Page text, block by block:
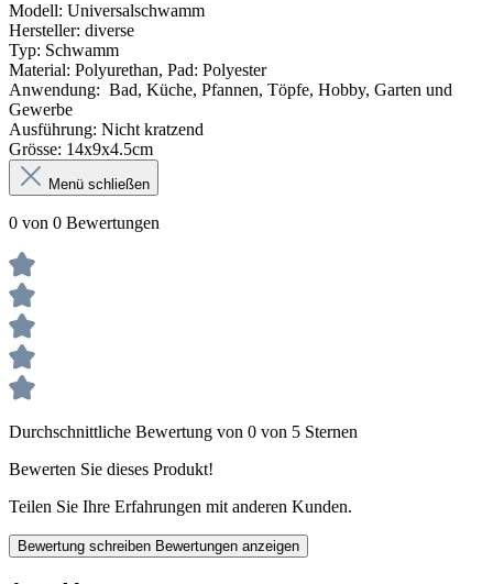
Modell: Universalschwamm
Hersteller: diverse
Typ: Schwamm
Material: Polyurethan, Pad: Polyester
Anwendung: Bad, Küche, Pfannen, Töpfe, Hobby, Garten und
Gewerbe
Ausführung: Nicht kratzend
Grösse: 14x9x4.5cm
Menü schließen
0 von 0 Bewertungen
Durchschnittliche Bewertung von 0 von 5 Sternen
Bewerten Sie dieses Produkt!
Teilen Sie Ihre Erfahrungen mit anderen Kunden.
Bewertung schreiben Bewertungen anzeigen